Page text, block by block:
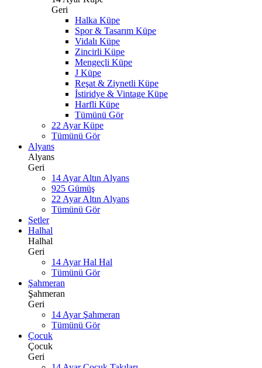
Geri
Halka Küpe
Spor & Tasarım Küpe
Vidalı Küpe
Zincirli Küpe
Mengeçli Küpe
J Küpe
Reşat & Ziynetli Küpe
İstiridye & Vintage Küpe
Harfli Küpe
Tümünü Gör
22 Ayar Küpe
Tümünü Gör
Alyans
Alyans
Geri
14 Ayar Altın Alyans
925 Gümüş
22 Ayar Altın Alyans
Tümünü Gör
Setler
Halhal
Halhal
Geri
14 Ayar Hal Hal
Tümünü Gör
Şahmeran
Şahmeran
Geri
14 Ayar Şahmeran
Tümünü Gör
Çocuk
Çocuk
Geri